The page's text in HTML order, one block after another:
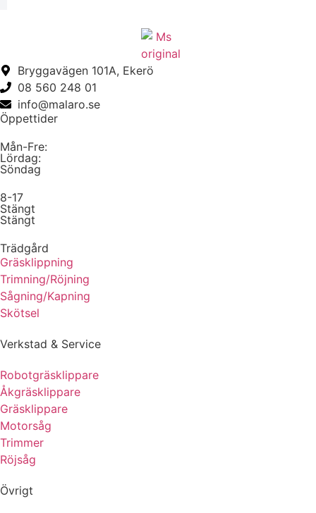
Bryggavägen 101A, Ekerö
08 560 248 01
info@malaro.se
Öppettider
Mån-Fre:
Lördag:
Söndag
8-17
Stängt
Stängt
Trädgård
Gräsklippning
Trimning/Röjning
Sågning/Kapning
Skötsel
Verkstad & Service
Robotgräsklippare
Åkgräsklippare
Gräsklippare
Motorsåg
Trimmer
Röjsåg
Övrigt